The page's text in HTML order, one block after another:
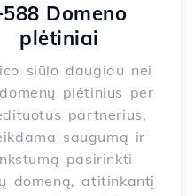
Domeno
plėtiniai
siūlo daugiau nei
plėtinius per
partnerius,
saugumą ir
pasirinkti
domeną, atitinkantį